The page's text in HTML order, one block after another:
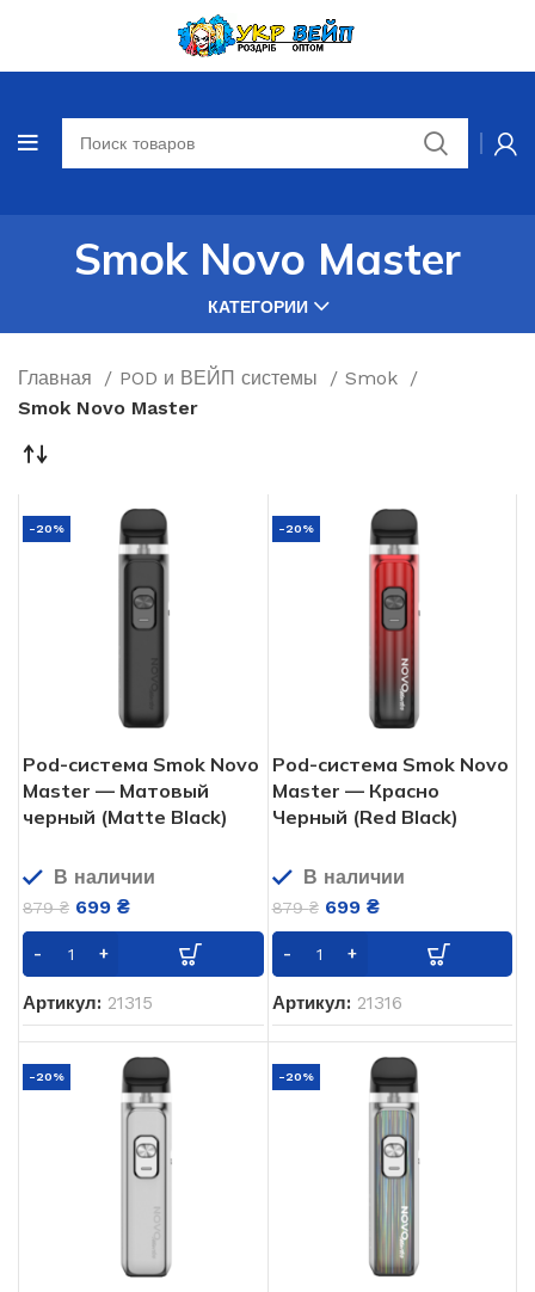
Smok Novo Master
КАТЕГОРИИ
Главная POD и ВЕЙП системы
Smok
Smok Novo Master
-20%
Pod-система Smok Novo
Master — Матовый
черный (Matte Black)
В наличии
879₴ 699 ₴
Артикул: 21315
-20%
Pod-система Smok Novo
Master — Красно
Черный (Red Black)
В наличии
879₴ 699 ₴
Артикул: 21316
-20% -20%